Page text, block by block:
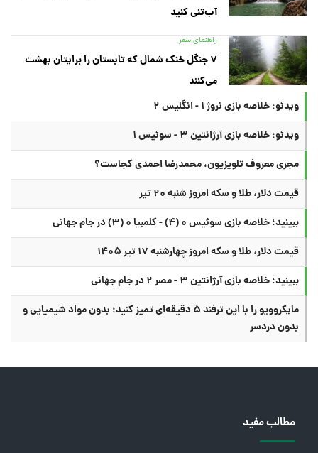
آب‌تنی کنید
راهنمای سفر
۷ جنگل خنک شمال که تابستان را برایتان بهشت
می‌کنند
ویدئو: خلاصه بازی نروژ ۱ - انگلیس ۲
ویدئو: خلاصه بازی آرژانتین ۳ - سوئیس ۱
مجری معروف تلویزیون، محمدرضا احمدی کجاست؟
قیمت دلار، طلا و سکه امروز شنبه ۲۰ تیر
ببینید؛ خلاصه بازی سوئیس ۰ (۴) - کلمبیا ۰ (۳) در جام جهانی
قیمت دلار، طلا و سکه امروز چهارشنبه ۱۷ تیر ۱۴۰۵
ببینید؛ خلاصه بازی آرژانتین ۳ - مصر ۲ در جام جهانی
مایکروویو را با این ترفند ۵ دقیقه‌ای تمیز کنید؛ بدون مواد شیمیایی و
بدون دردسر
مطالب مفید